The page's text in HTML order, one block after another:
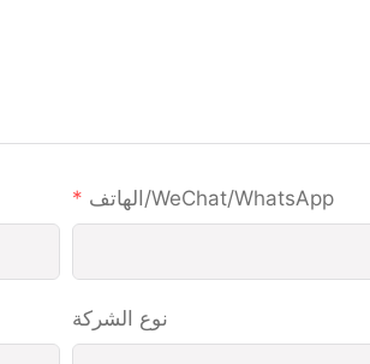
الهاتف/WeChat/WhatsApp
نوع الشركة